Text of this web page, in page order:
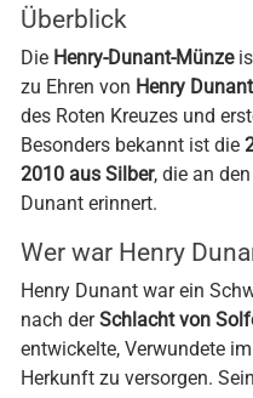
Überblick
Die Henry-Dunant-Münze
zu Ehren von Henry
des Roten Kreuzes und
Besonders bekannt ist die
2010 aus Silber, die an den
Dunant erinnert.
Wer war Henry
Henry Dunant war ein
nach der Schlacht von
entwickelte, Verwundete
Herkunft zu versorgen.